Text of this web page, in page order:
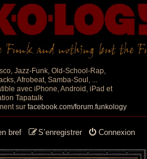
Jazz-Funk, Old-School-Rap,
Afrobeat, Samba-Soul, ...
avec iPhone, Android, iPad et
Tapatalk
sur facebook.com/forum.funkology
Connexion
S’enregistrer
bref